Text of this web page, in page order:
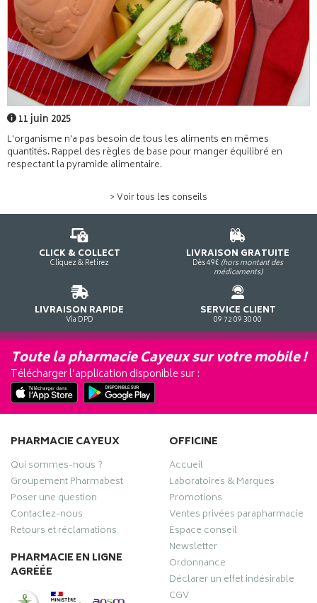
11 juin 2025
L'organisme n'a pas besoin de tous les aliments en mêmes
quantités. Rappel des règles de base pour manger équilibré en
respectant la pyramide alimentaire.
> Voir tous les conseils
CLICK & COLLECT
Cliquez & Retirez
LIVRAISON GRATUITE
Dès 49€ (hors montant des
médicaments)
LIVRAISON RAPIDE
Via DPD
SERVICE CLIENT
09 72 09 30 00
Toute la pharmacie Cayeux sur votre mobile !
Télécharger l’application disponible sur :
PHARMACIE CAYEUX
Qui sommes-nous ?
Groupement Pharmabest
Poser une question
Contactez-nous
Retours et réclamations
PHARMACIE EN LIGNE
AGRÉÉE
OFFICINE
Accueil
Laboratoires & Marques
Promotions
Ventes privées parapharmacie
Espace conseil
Newsletter
Ordonnance
Déclarer un effet indésirable
CGV